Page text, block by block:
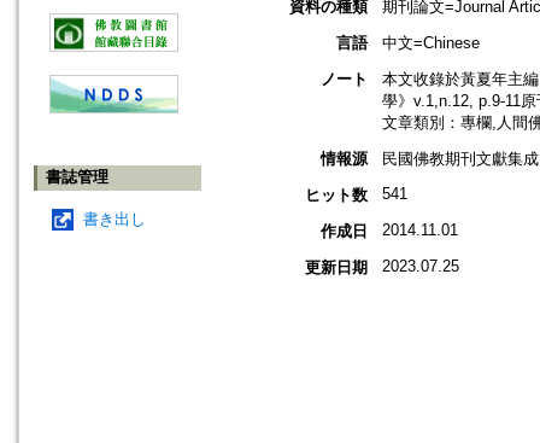
書誌管理
書き出し
資料の種類
期刊論文=Journal
言語
中文=Chinese
ノート
本文收錄於黃夏年主
學》v.1,n.12, p.9-11
文章類別：專欄,人間
情報源
民國佛教期刊文獻集
ヒット数
541
作成日 2014.11.01
更新日期 2023.07.25